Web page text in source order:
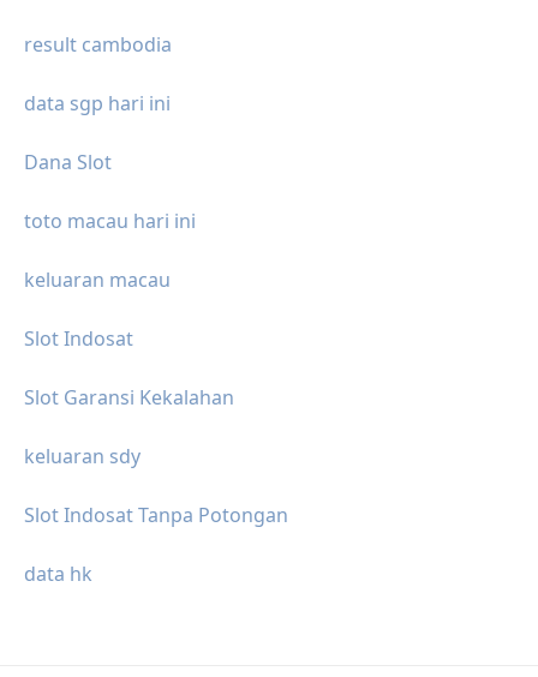
result cambodia
data sgp hari ini
Dana Slot
toto macau hari ini
keluaran macau
Slot Indosat
Slot Garansi Kekalahan
keluaran sdy
Slot Indosat Tanpa Potongan
data hk